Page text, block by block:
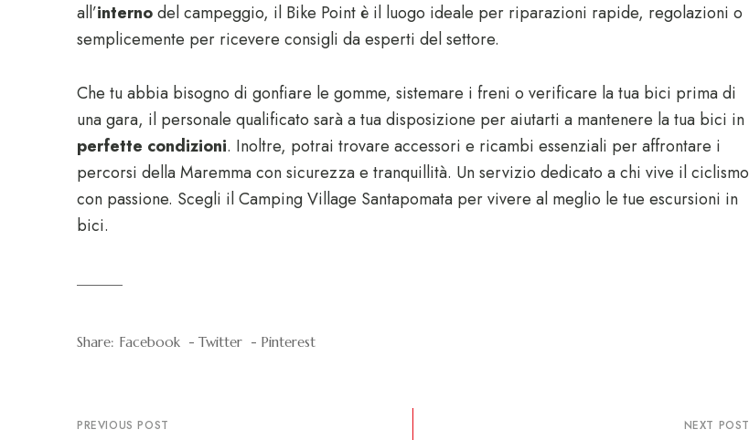
all’internodel campeggio, il Bike Point è il luogo ideale per riparazioni rapide, regolazioni o
semplicemente per ricevere consigli da esperti del settore.
Che tu abbia bisogno di gonfiare le gomme, sistemare i freni o verificare la tua bici prima di
una gara, il personale qualificato sarà a tua disposizione per aiutarti a mantenere la tua bici in
perfette condizioni. Inoltre, potrai trovare accessori e ricambi essenziali per affrontare i
percorsi della Maremma con sicurezza e tranquillità. Un servizio dedicato a chi vive il ciclismo
con passione. Scegli il Camping Village Santapomata per vivere al meglio le tue escursioni in
bici.
Share: Facebook Twitter Pinterest
PREVIOUS POST NEXT POST